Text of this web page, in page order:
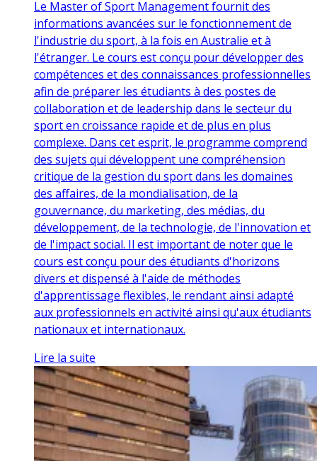
Le Master of Sport Management fournit des
informations avancées sur le fonctionnement de
l'industrie du sport, à la fois en Australie et à
l'étranger. Le cours est conçu pour développer des
compétences et des connaissances professionnelles
afin de préparer les étudiants à des postes de
collaboration et de leadership dans le secteur du
sport en croissance rapide et de plus en plus
complexe. Dans cet esprit, le programme comprend
des sujets qui développent une compréhension
critique de la gestion du sport dans les domaines
des affaires, de la mondialisation, de la
gouvernance, du marketing, des médias, du
développement, de la technologie, de l'innovation et
de l'impact social. Il est important de noter que le
cours est conçu pour des étudiants d'horizons
divers et dispensé à l'aide de méthodes
d'apprentissage flexibles, le rendant ainsi adapté
aux professionnels en activité ainsi qu'aux étudiants
nationaux et internationaux.
Lire la suite